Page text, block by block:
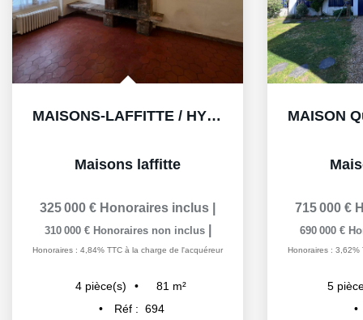
MAISONS-LAFFITTE / HYPERCENTRE / OPPORTUNITÉ RARE
Maisons laffitte
325 000 € Honoraires inclus
310 000 € Honoraires non inclus
Honoraires : 4,84% TTC à la charge de l'acquéreur
4 pièce(s) 81 m²
Réf : 694
715 000 €
690 000 €
Honoraires : 3,62%
5